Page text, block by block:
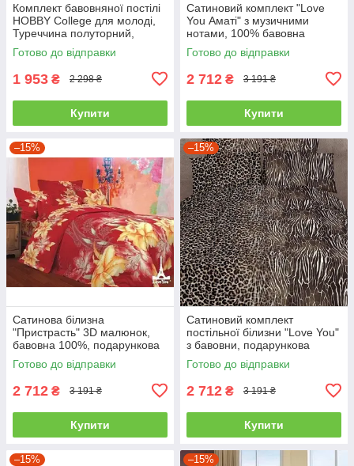
Комплект бавовняної постілі
HOBBY College для молоді,
Туреччина полуторний,
червоний
Готово до відправки
1 953 ₴ 2 298 ₴
Купити
Сатиновий комплект "Love
You Аматі" з музичними
нотами, 100% бавовна
полуторний
Готово до відправки
2 712 ₴ 3 191 ₴
Купити
–15%
Сатинова білизна
"Пристрасть" 3D малюнок,
бавовна 100%, подарункова
упаковка полуторний
Готово до відправки
2 712 ₴ 3 191 ₴
Купити
–15%
Сатиновий комплект
постільної білизни "Love You"
з бавовни, подарункова
упаковка полуторний
Готово до відправки
2 712 ₴ 3 191 ₴
Купити
–15% –15%